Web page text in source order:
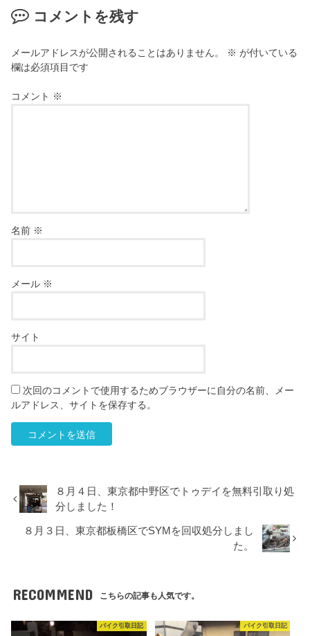
コメントを残す
メールアドレスが公開されることはありません。 ※ が付いている
欄は必須項目です
コメント ※
名前 ※
メール ※
サイト
次回のコメントで使用するためブラウザーに自分の名前、メー
ルアドレス、サイトを保存する。
８月４日、東京都中野区でトゥデイを無料引取り処
分しました！
８月３日、東京都板橋区でSYMを回収処分しまし
た。
RECOMMEND こちらの記事も人気です。
バイク引取日記 バイク引取日記